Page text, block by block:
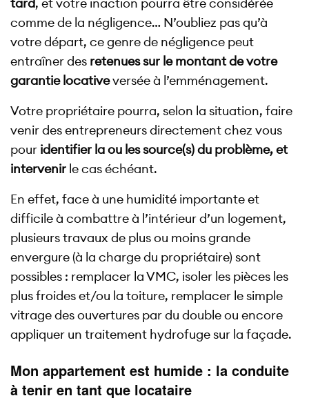
comme de la négligence… N’oubliez pas qu’à
votre départ, ce genre de négligence peut
entraîner des retenues sur le montant de votre
garantie locativeversée à l’emménagement.
Votre propriétaire pourra, selon la situation, faire
venir des entrepreneurs directement chez vous
pour identifier la ou les source(s) du problème, et
intervenir le cas échéant.
En effet, face à une humidité importante et
difficile à combattre à l’intérieur d’un logement,
plusieurs travaux de plus ou moins grande
envergure (à la charge du propriétaire) sont
possibles : remplacer la VMC, isoler les pièces les
plus froides et/ou la toiture, remplacer le simple
vitrage des ouvertures par du double ou encore
appliquer un traitement hydrofuge sur la façade.
Mon appartement est humide : la conduite
à tenir en tant que locataire